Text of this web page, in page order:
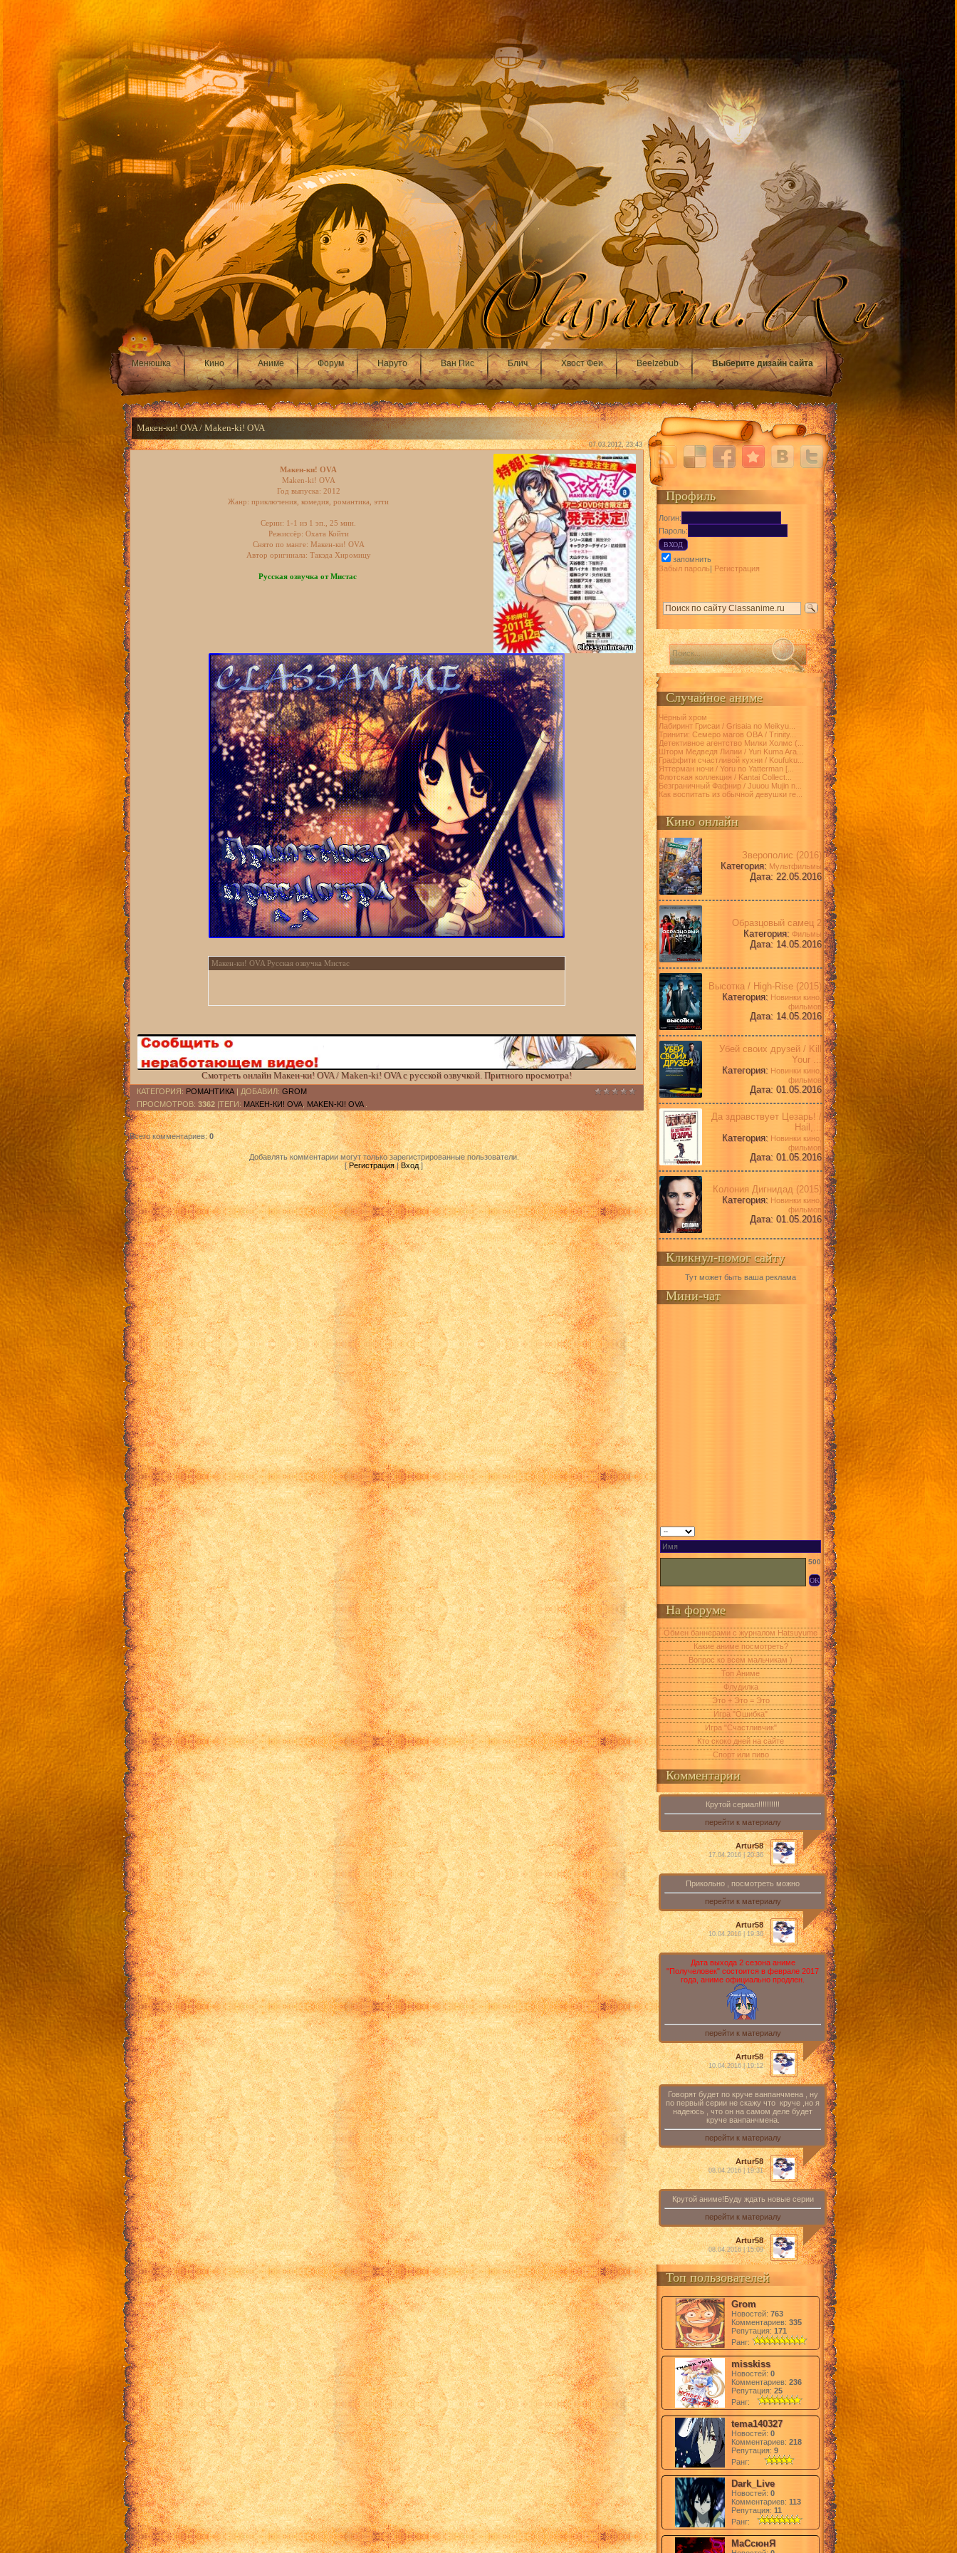
Менюшка Кино Аниме Форум Наруто Ван Пис Блич Хвост Феи Beelzebub Выберите дизайн сайта
Макен-ки! OVA / Maken-ki! OVA
07.03.2012, 23:43
Макен-ки! OVA
Maken-ki! OVA
Год выпуска: 2012
Жанр: приключения, комедия, романтика, этти
Серии: 1-1 из 1 эп., 25 мин.
Режиссёр: Охата Койти
Снято по манге: Макен-ки! OVA
Автор оригинала: Такэда Хиромицу
Русская озвучка от Мистас
Макен-ки! OVA Русская озвучка Мистас
Смотреть онлайн Макен-ки! OVA / Maken-ki! OVA с русской озвучкой. Притного просмотра!
КАТЕГОРИЯ: РОМАНТИКА | ДОБАВИЛ: GROM
ПРОСМОТРОВ: 3362 |ТЕГИ: МАКЕН-КИ! OVA MAKEN-KI! OVA.
Всего комментариев:0
Добавлять комментарии могут только зарегистрированные пользователи.
[Регистрация|Вход]
Профиль
Логин:
Пароль:
запомнить
Забыл пароль| Регистрация
Случайное аниме
Чёрный хром
Лабиринт Грисаи / Grisaia no Meikyu...
Тринити: Семеро магов ОВА / Trinity...
Детективное агентство Милки Холмс (...
Шторм Медведя Лилии / Yuri Kuma Ara...
Граффити счастливой кухни / Koufuku...
Яттерман ночи / Yoru no Yatterman [...
Флотская коллекция / Kantai Collect...
Безграничный Фафнир / Juuou Mujin n...
Как воспитать из обычной девушки ге...
Кино онлайн
Зверополис (2016)
Категория: Мультфильмы
Дата: 22.05.2016
Образцовый самец 2
Категория: Фильмы
Дата: 14.05.2016
Высотка / High-Rise (2015)
Категория: Новинки кино,
фильмов
Дата: 14.05.2016
Убей своих друзей / Kill
Your ...
Категория: Новинки кино,
фильмов
Дата: 01.05.2016
Да здравствует Цезарь! /
Hail,...
Категория: Новинки кино,
фильмов
Дата: 01.05.2016
Колония Дигнидад (2015)
Категория: Новинки кино,
фильмов
Дата: 01.05.2016
Кликнул-помог сайту
Тут может быть ваша реклама
Мини-чат
500
На форуме
Обмен баннерами с журналом Hatsuyume
Какие аниме посмотреть?
Вопрос ко всем мальчикам )
Топ Аниме
Флудилка
Это + Это = Это
Игра "Ошибка"
Игра "Счастливчик"
Кто скоко дней на сайте
Спорт или пиво
Комментарии
Крутой сериал!!!!!!!!!!
перейти к материалу
Artur58
17.04.2016 | 20:36
Прикольно , посмотреть можно
перейти к материалу
Artur58
10.04.2016 | 19:36
Дата выхода 2 сезона аниме
"Получеловек" состоится в феврале 2017
года, аниме официально продлен.
перейти к материалу
Artur58
10.04.2016 | 19:12
Говорят будет по круче ванпанчмена , ну
по первый серии не скажу что круче ,но я
надеюсь , что он на самом деле будет
круче ванпанчмена.
перейти к материалу
Artur58
08.04.2016 | 19:31
Крутой аниме!Буду ждать новые серии
перейти к материалу
Artur58
08.04.2016 | 15:09
Топ пользователей
Grom
Новостей: 763
Комментариев: 335
Репутация: 171
Ранг:
misskiss
Новостей: 0
Комментариев: 236
Репутация: 25
Ранг:
tema140327
Новостей: 0
Комментариев: 218
Репутация: 9
Ранг:
Dark_Live
Новостей: 0
Комментариев: 113
Репутация: 11
Ранг:
МаСсюнЯ